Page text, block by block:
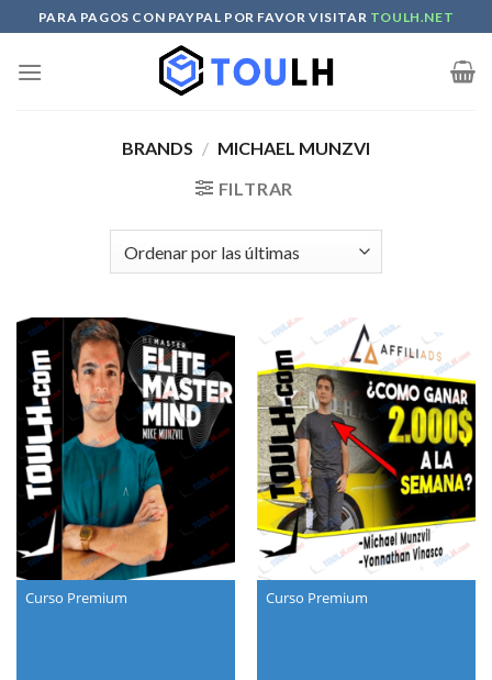
to
content
PARA PAGOS CON PAYPAL POR FAVOR VISITAR TOULH.NET
BRANDS / MICHAEL MUNZVI
FILTRAR
Curso Premium Curso Premium